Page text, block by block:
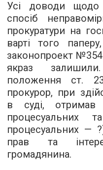
Усі доводи щодо
спосіб
прокуратури на
варті того
законопроект
якраз
положення ст.
прокурор, при
в суді,
процесуальних
процесуальних —
прав та
громадянина.